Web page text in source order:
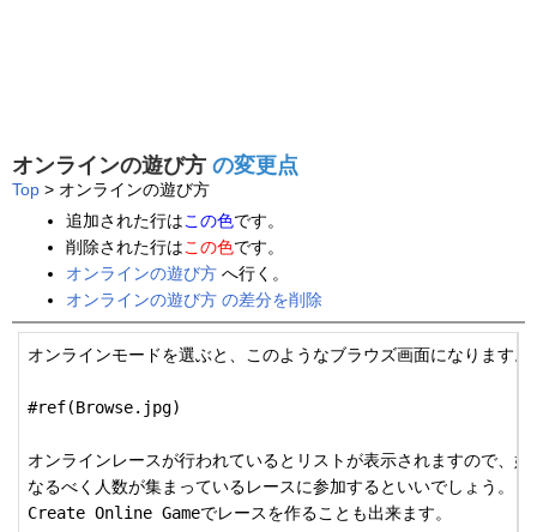
オンラインの遊び方 の変更点
Top > オンラインの遊び方
追加された行はこの色です。
削除された行はこの色です。
オンラインの遊び方 へ行く。
オンラインの遊び方 の差分を削除
オンラインモードを選ぶと、このようなブラウズ画面になります。
#ref(Browse.jpg)
オンラインレースが行われているとリストが表示されますので、
なるべく人数が集まっているレースに参加するといいでしょう。
Create Online Gameでレースを作ることも出来ます。